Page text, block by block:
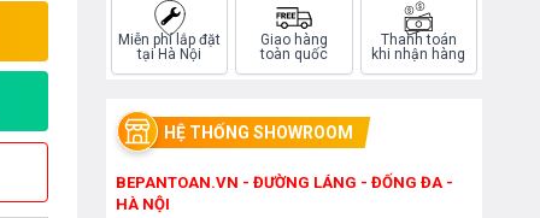
Miễn phí lắp đặt
tại Hà Nội
Giao hàng
toàn quốc
Thanh toán
khi nhận hàng
HỆ THỐNG SHOWROOM
BEPANTOAN.VN - ĐƯỜNG LÁNG - ĐỐNG ĐA -
HÀ NỘI